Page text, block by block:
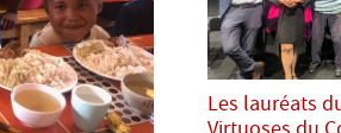
Les lauréats